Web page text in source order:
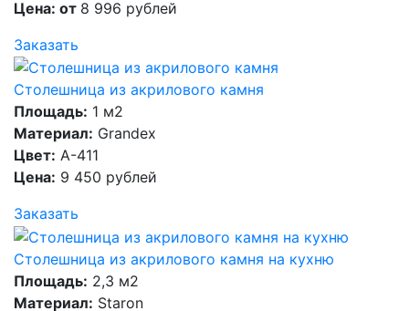
Цена: от 8 996 рублей
Заказать
Столешница из акрилового камня
Площадь: 1 м2
Материал: Grandex
Цвет: A-411
Цена: 9 450 рублей
Заказать
Столешница из акрилового камня на кухню
Площадь: 2,3 м2
Материал: Staron